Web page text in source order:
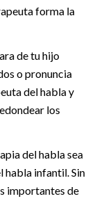
forma la
de tu hijo
o pronuncia
del habla y
los
del habla sea
habla infantil. Sin
importantes de